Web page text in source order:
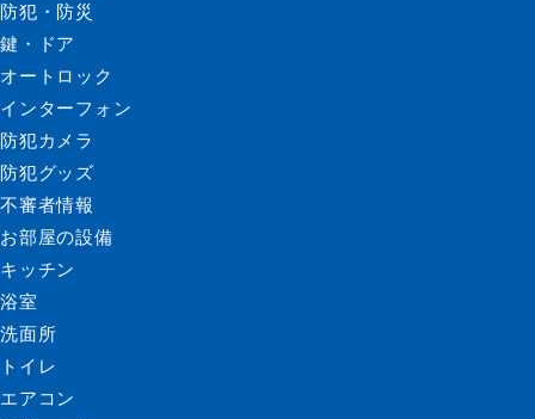
防犯・防災
鍵・ドア
オートロック
インターフォン
防犯カメラ
防犯グッズ
不審者情報
お部屋の設備
キッチン
浴室
洗面所
トイレ
エアコン